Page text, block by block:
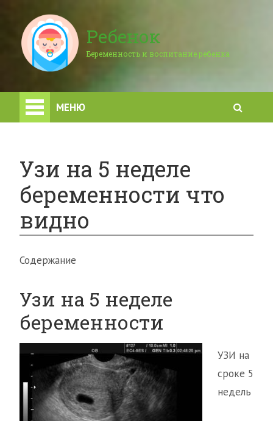
Ребенок
Беременность и воспитание ребенка
МЕНЮ
Узи на 5 неделе
беременности что
видно
Содержание
Узи на 5 неделе
беременности
УЗИ на
сроке 5
недель